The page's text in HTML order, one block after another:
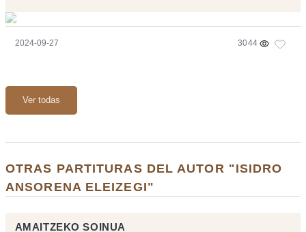
2024-09-27 3044
Ver todas
OTRAS PARTITURAS DEL AUTOR "ISIDRO
ANSORENA ELEIZEGI"
AMAITZEKO SOINUA